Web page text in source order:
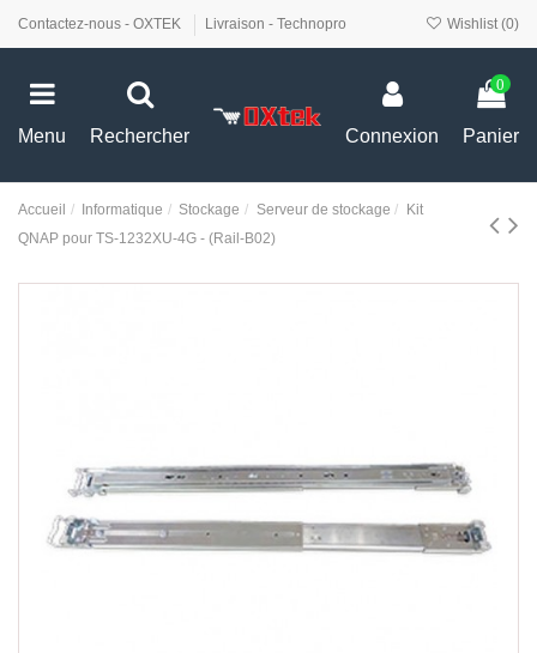
Contactez-nous - OXTEK Livraison - Technopro Wishlist (0)
Menu Rechercher Connexion
0
Panier
Accueil Informatique Stockage Serveur de stockage
Kit
QNAP pour TS-1232XU-4G - (Rail-B02)